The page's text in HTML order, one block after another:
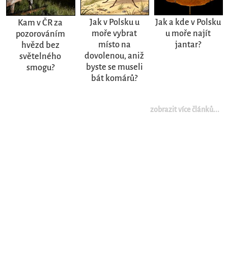
Kam v ČR za
pozorováním
hvězd bez
světelného
smogu?
Jak v Polsku u
moře vybrat
místo na
dovolenou, aniž
byste se museli
bát komárů?
Jak a kde v Polsku
u moře najít
jantar?
zobrazit více článků...